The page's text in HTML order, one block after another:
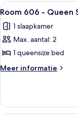
Queen
Alle
foto's
voor
Room
606
-
laden
5
Room 606 - Queen
1 slaapkamer
Max. aantal: 2
1 queensize bed
Meer informatie
Meer
606